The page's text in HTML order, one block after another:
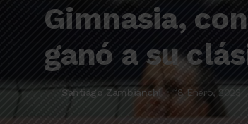
Gimnasia,
ganó a su
Santiago Zambianchi 18 Enero, 2023